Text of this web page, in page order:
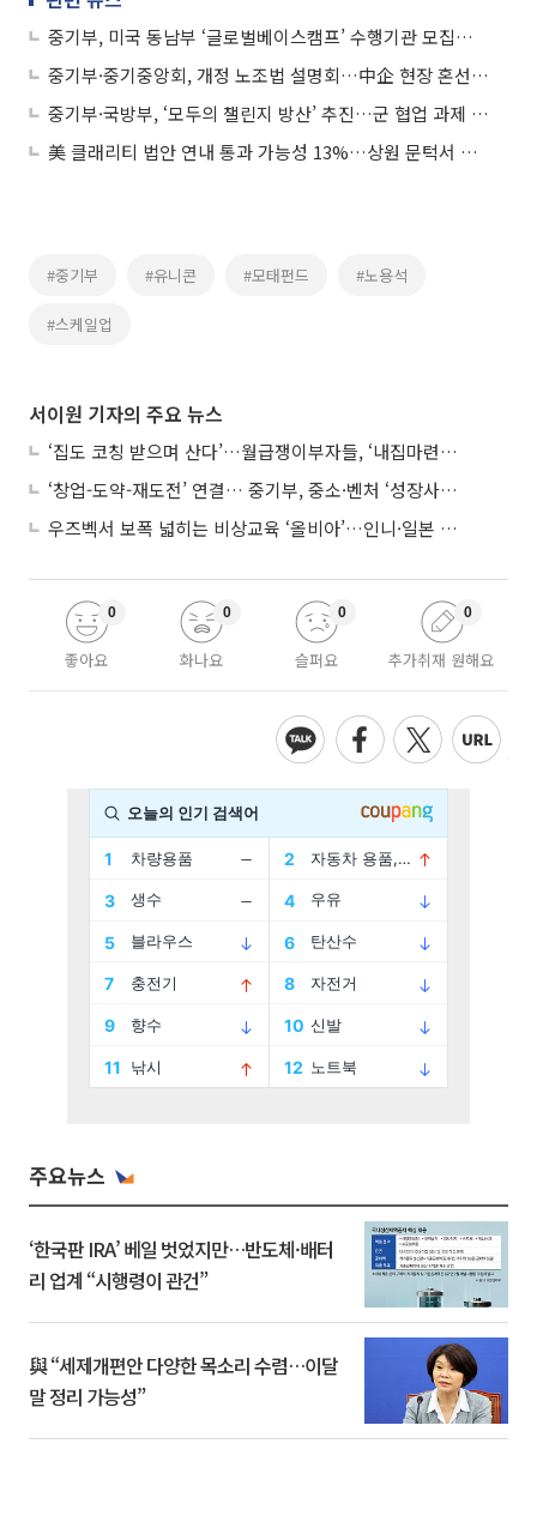
중기부, 미국 동남부 ‘글로벌베이스캠프’ 수행기관 모집…민간 수출거점으로
중기부·중기중앙회, 개정 노조법 설명회…中企 현장 혼선 줄인다
중기부·국방부, ‘모두의 챌린지 방산’ 추진…군 협업 과제 10건 선정
美 클래리티 법안 연내 통과 가능성 13%…상원 문턱서 제동
#중기부 #유니콘 #모태펀드 #노용석
#스케일업
서이원 기자의 주요 뉴스
‘집도 코칭 받으며 산다’…월급쟁이부자들, ‘내집마련’ 신청 증가세
‘창업-도약-재도전’ 연결… 중기부, 중소·벤처 ‘성장사다리’ 짓는다
우즈벡서 보폭 넓히는 비상교육 ‘올비아’…인니·일본 진출 타진
좋아요
0
화나요
0
슬퍼요
0
추가취재 원해요
0
주요뉴스
‘한국판 IRA’ 베일 벗었지만…반도체·배터
리 업계 “시행령이 관건”
與 “세제개편안 다양한 목소리 수렴…이달
말 정리 가능성”